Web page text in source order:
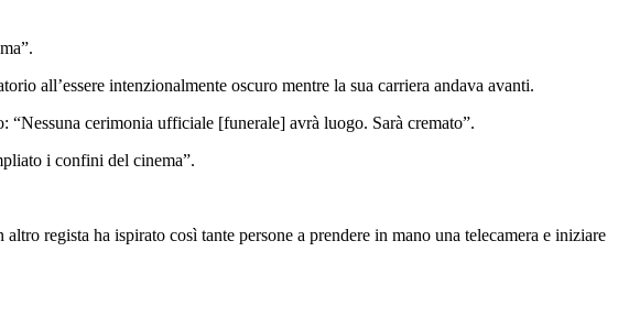
all’essere intenzionalmente oscuro mentre la sua carriera andava avanti.
cerimonia ufficiale [funerale] avrà luogo. Sarà cremato”.
i confini del cinema”.
regista ha ispirato così tante persone a prendere in mano una telecamera e iniziare